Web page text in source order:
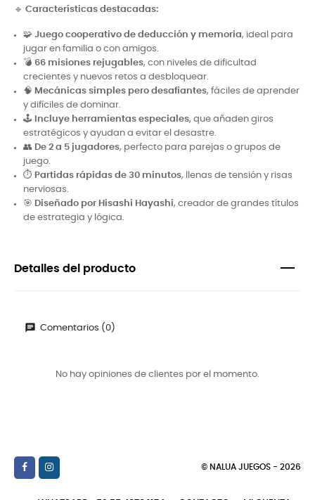
🔹 Características destacadas:
🧩 Juego cooperativo de deducción y memoria, ideal para
jugar en familia o con amigos.
💣 66 misiones rejugables, con niveles de dificultad
crecientes y nuevos retos a desbloquear.
🧠 Mecánicas simples pero desafiantes, fáciles de aprender
y difíciles de dominar.
🕹️
Incluye herramientas especiales, que añaden giros
estratégicos y ayudan a evitar el desastre.
👥 De 2 a 5 jugadores, perfecto para parejas o grupos de
juego.
⏱️ Partidas rápidas de 30 minutos, llenas de tensión y risas
nerviosas.
🎯 Diseñado por Hisashi Hayashi, creador de grandes títulos
de estrategia y lógica.
Detalles del producto
Comentarios (0)
No hay opiniones de clientes por el momento.
© NALUA JUEGOS - 2026